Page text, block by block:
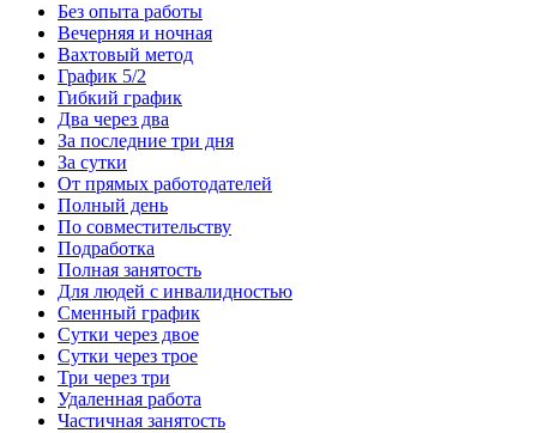
Без опыта работы
Вечерняя и ночная
Вахтовый метод
График 5/2
Гибкий график
Два через два
За последние три дня
За сутки
От прямых работодателей
Полный день
По совместительству
Подработка
Полная занятость
Для людей с инвалидностью
Сменный график
Сутки через двое
Сутки через трое
Три через три
Удаленная работа
Частичная занятость